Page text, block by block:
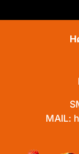
MAIL: